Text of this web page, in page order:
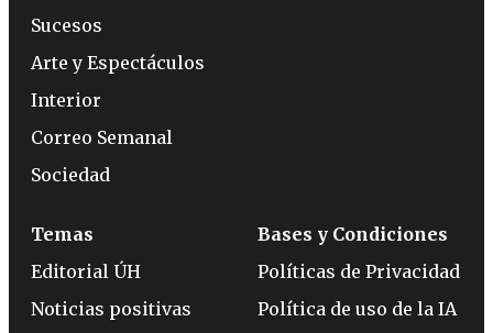
Sucesos
Arte y Espectáculos
Interior
Correo Semanal
Sociedad
Temas
Editorial ÚH
Noticias positivas
Bases y Condiciones
Políticas de Privacidad
Política de uso de la IA